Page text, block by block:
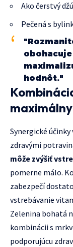
Ako čerstvý
Pečená s
hodnôt."
Synergické
zdravými
môže zvýšiť
pomerne málo.
zabezpečí
vstrebávanie
Zelenina bohatá
kombinácii s
podporujúcu